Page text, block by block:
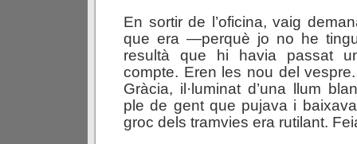
En sortir de l’oficina, vaig
que era —perquè jo no he
resultà que hi havia passat
compte. Eren les nou del
Gràcia, il·luminat d’una llum
ple de gent que pujava i
groc dels tramvies era rutilant.